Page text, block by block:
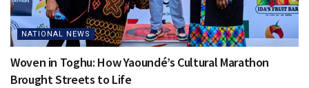
NATIONAL NEWS
Woven in Toghu: How Yaoundé’s Cultural Marathon
Brought Streets to Life